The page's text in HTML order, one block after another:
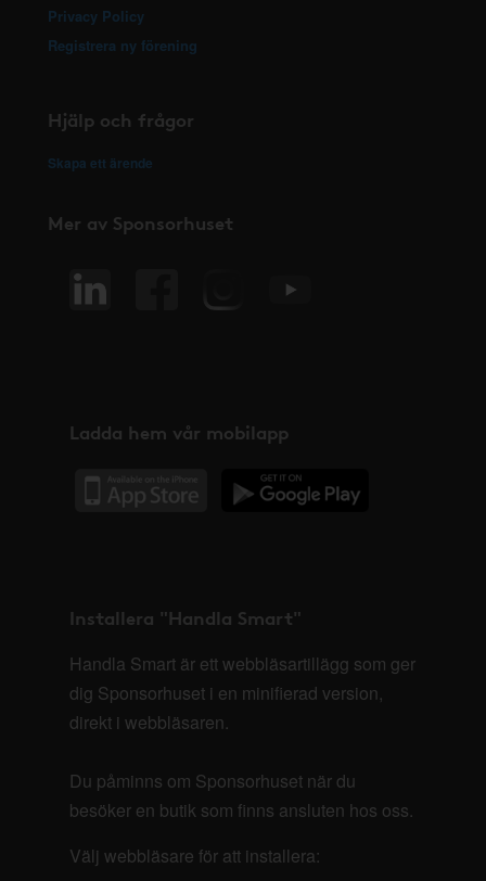
Privacy Policy
Registrera ny förening
Hjälp och frågor
Skapa ett ärende
Mer av Sponsorhuset
Ladda hem vår mobilapp
Installera "Handla Smart"
Handla Smart är ett webbläsartillägg som ger
dig Sponsorhuset i en minifierad version,
direkt i webbläsaren.
Du påminns om Sponsorhuset när du
besöker en butik som finns ansluten hos oss.
Välj webbläsare för att installera: